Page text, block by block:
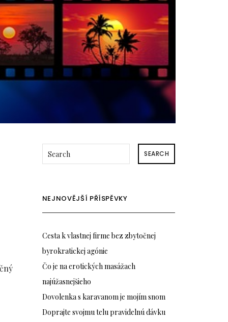
SEARCH
NEJNOVĚJŠÍ PŘÍSPĚVKY
Cesta k vlastnej firme bez zbytočnej
byrokratickej agónie
Čo je na erotických masážach
najúžasnejšieho
Dovolenka s karavanom je mojím snom
Doprajte svojmu telu pravidelnú dávku